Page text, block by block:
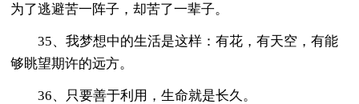
为了逃避苦一阵子，却苦了一辈子。
35、我梦想中的生活是这样：有花，有天空，有能
够眺望期许的远方。
36、只要善于利用，生命就是长久。